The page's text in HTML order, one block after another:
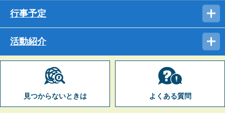
行事予定
活動紹介
見つからないときは よくある質問